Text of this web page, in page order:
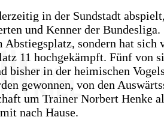
in der Sundstadt
und Kenner der Bundesliga.
Abstiegsplatz, sondern hat sich
11 hochgekämpft. Fünf von
bisher in der heimischen
gewonnen, von den
um Trainer Norbert Henke
nach Hause.